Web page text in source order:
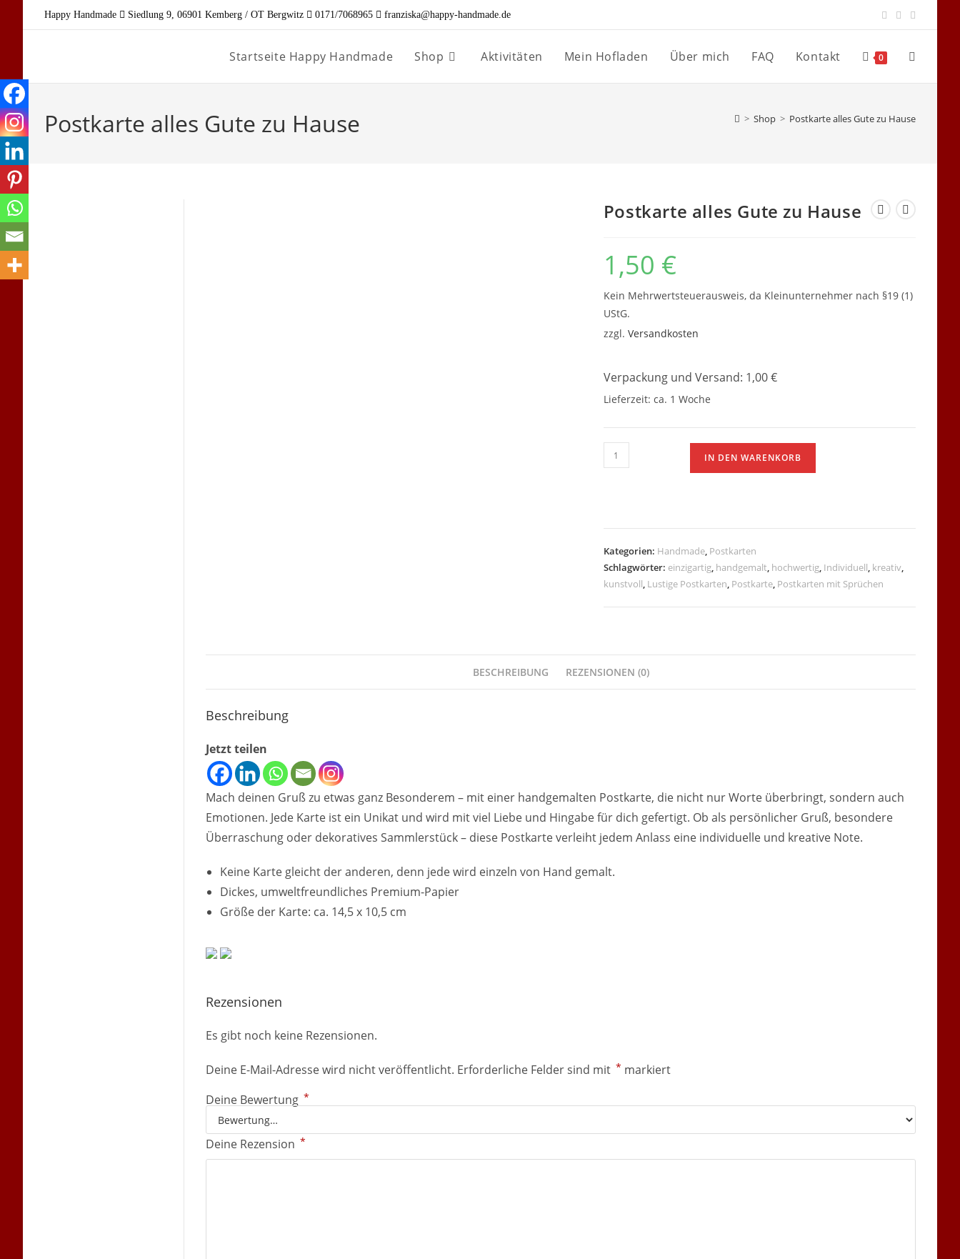
Inhalt
Happy Handmade Siedlung 9, 06901 Kemberg / OT Bergwitz 0171/7068965 franziska@happy-handmade.de
Startseite Happy Handmade Shop Aktivitäten Mein Hofladen Über mich FAQ Kontakt 0 Website-
Postkarte alles Gute zu Hause > Shop > Postkarte alles Gute zu Hause
Postkarte alles Gute zu Hause
1,50 €
Kein Mehrwertsteuerausweis, da Kleinunternehmer nach §19 (1)
UStG.
zzgl. Versandkosten
Verpackung und Versand: 1,00 €
Lieferzeit: ca. 1 Woche
Postkarte
alles
IN DEN WARENKORB
Kategorien: Handmade, Postkarten
Schlagwörter: einzigartig, handgemalt, hochwertig, Individuell, kreativ,
kunstvoll, Lustige Postkarten, Postkarte, Postkarten mit Sprüchen
BESCHREIBUNG REZENSIONEN (0)
Beschreibung
Jetzt teilen
Mach deinen Gruß zu etwas ganz Besonderem – mit einer handgemalten Postkarte, die nicht nur Worte überbringt, sondern auch
Emotionen. Jede Karte ist ein Unikat und wird mit viel Liebe und Hingabe für dich gefertigt. Ob als persönlicher Gruß, besondere
Überraschung oder dekoratives Sammlerstück – diese Postkarte verleiht jedem Anlass eine individuelle und kreative Note.
Keine Karte gleicht der anderen, denn jede wird einzeln von Hand gemalt.
Dickes, umweltfreundliches Premium-Papier
Größe der Karte: ca. 14,5 x 10,5 cm
Rezensionen
Es gibt noch keine Rezensionen.
Deine E-Mail-Adresse wird nicht veröffentlicht. Erforderliche Felder sind mit * markiert
Deine Bewertung *
Deine Rezension *